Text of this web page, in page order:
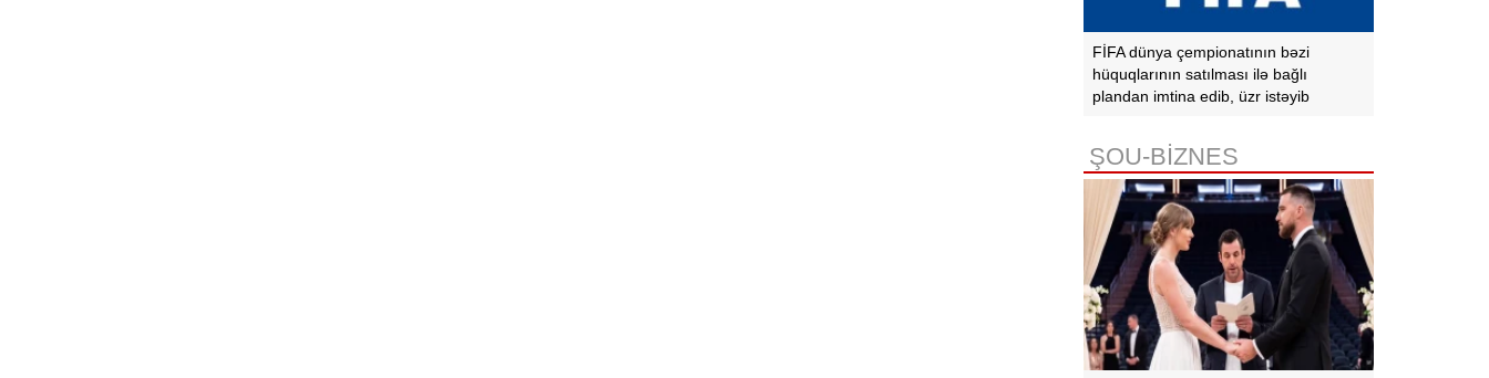
FİFA dünya çempionatının bəzi
hüquqlarının satılması ilə bağlı
plandan imtina edib, üzr istəyib
ŞOU-BİZNES